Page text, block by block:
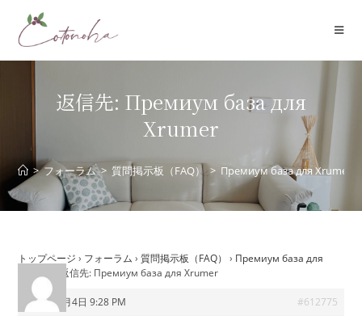
プ
返信先: Премиум база для
Xrumer
> フォーラム > 質問掲示板（FAQ） > Премиум база для Xrumer
トップページ › フォーラム › 質問掲示板（FAQ） › Премиум база для
返信先: Премиум база для Xrumer
2026年6月4日 9:28 PM #612775